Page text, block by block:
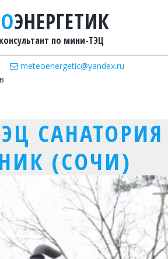
­­ЭНЕРГЕТИК
по мини-ТЭЦ
meteoenergetic@yandex.ru
САНАТОРИЯ
(СОЧИ)